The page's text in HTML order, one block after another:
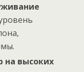
на высоких